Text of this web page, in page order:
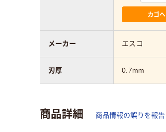
カゴへ
メーカー エスコ
刃厚 0.7mm
商品詳細 商品情報の誤りを報告